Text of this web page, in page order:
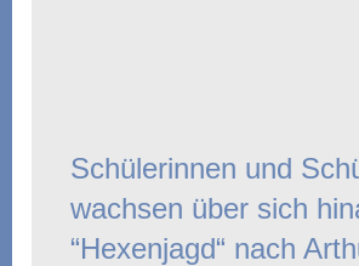
Schülerinnen und
wachsen über sich
“Hexenjagd“ nach